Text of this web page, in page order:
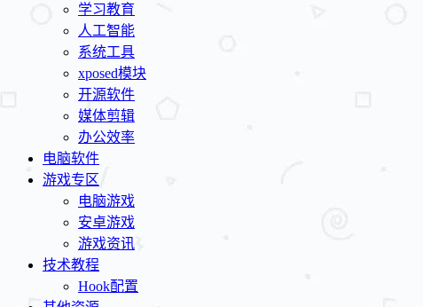
学习教育
人工智能
系统工具
xposed模块
开源软件
媒体剪辑
办公效率
电脑软件
游戏专区
电脑游戏
安卓游戏
游戏资讯
技术教程
Hook配置